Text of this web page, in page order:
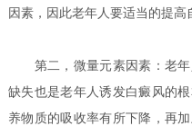
因素，因此老年人要适当的提高
第二，微量元素因素：老
缺失也是老年人诱发白癜风的
养物质的吸收率有所下降，再